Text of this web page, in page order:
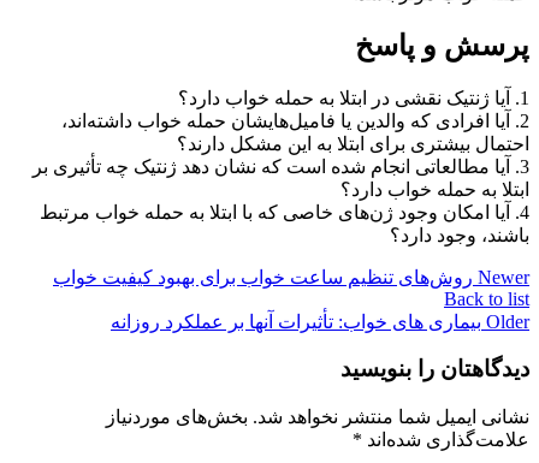
پرسش و پاسخ
1. آیا ژنتیک نقشی در ابتلا به حمله خواب دارد؟
2. آیا افرادی که والدین یا فامیل‌هایشان حمله خواب داشته‌اند،
احتمال بیشتری برای ابتلا به این مشکل دارند؟
3. آیا مطالعاتی انجام شده است که نشان دهد ژنتیک چه تأثیری بر
ابتلا به حمله خواب دارد؟
4. آیا امکان وجود ژن‌های خاصی که با ابتلا به حمله خواب مرتبط
باشند، وجود دارد؟
Newer روش‌های تنظیم ساعت خواب برای بهبود کیفیت خواب
Back to list
Older بیماری های خواب: تأثیرات آنها بر عملکرد روزانه
دیدگاهتان را بنویسید
نشانی ایمیل شما منتشر نخواهد شد. بخش‌های موردنیاز
علامت‌گذاری شده‌اند *